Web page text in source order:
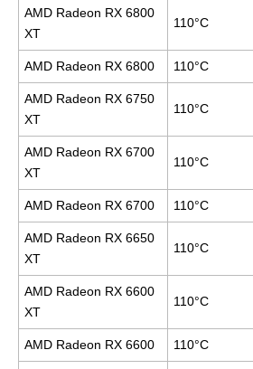
AMD Radeon RX 6800
XT
110°C
AMD Radeon RX 6800 110°C
AMD Radeon RX 6750
XT
110°C
AMD Radeon RX 6700
XT
110°C
AMD Radeon RX 6700 110°C
AMD Radeon RX 6650
XT
110°C
AMD Radeon RX 6600
XT
110°C
AMD Radeon RX 6600 110°C